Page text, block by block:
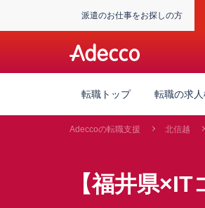
派遣のお仕事をお探しの方
転職トップ 転職の求
Adeccoの転職支援 北信越
【福井県